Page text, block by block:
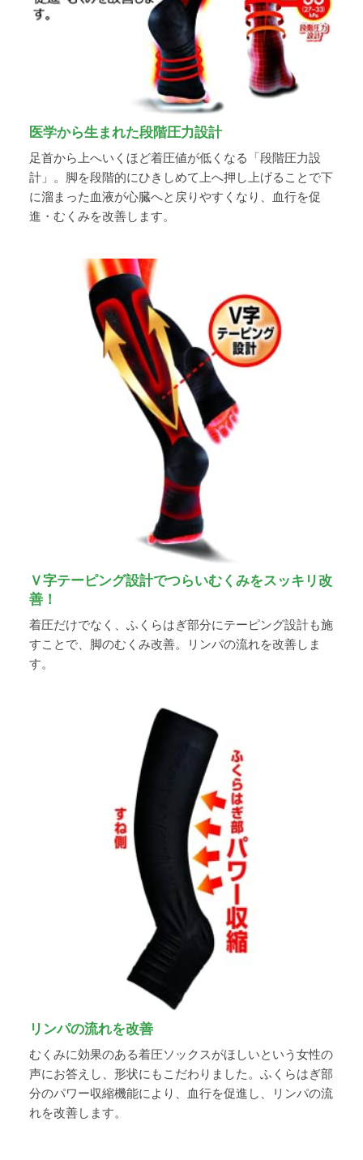
医学から生まれた段階圧力設計
足首から上へいくほど着圧値が低くなる「段階圧力設
計」。脚を段階的にひきしめて上へ押し上げることで下
に溜まった血液が心臓へと戻りやすくなり、血行を促
進・むくみを改善します。
Ｖ字テーピング設計でつらいむくみをスッキリ改
善！
着圧だけでなく、ふくらはぎ部分にテーピング設計も施
すことで、脚のむくみ改善。リンパの流れを改善しま
す。
リンパの流れを改善
むくみに効果のある着圧ソックスがほしいという女性の
声にお答えし、形状にもこだわりました。ふくらはぎ部
分のパワー収縮機能により、血行を促進し、リンパの流
れを改善します。